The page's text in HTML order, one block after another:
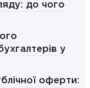
до чого
у
оферти: